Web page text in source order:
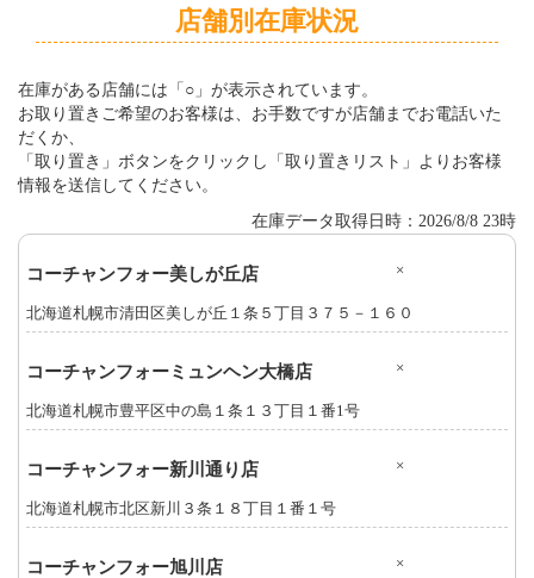
店舗別在庫状況
在庫がある店舗には「○」が表示されています。
お取り置きご希望のお客様は、お手数ですが店舗までお電話いた
だくか、
「取り置き」ボタンをクリックし「取り置きリスト」よりお客様
情報を送信してください。
在庫データ取得日時：2026/8/8 23時
コーチャンフォー美しが丘店 ×
北海道札幌市清田区美しが丘１条５丁目３７５－１６０
コーチャンフォーミュンヘン大橋店 ×
北海道札幌市豊平区中の島１条１３丁目１番1号
コーチャンフォー新川通り店 ×
北海道札幌市北区新川３条１８丁目１番１号
コーチャンフォー旭川店 ×